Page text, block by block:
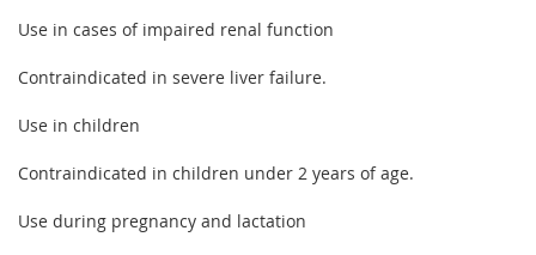
Use in cases of impaired renal function
Contraindicated in severe liver failure.
Use in children
Contraindicated in children under 2 years of age.
Use during pregnancy and lactation